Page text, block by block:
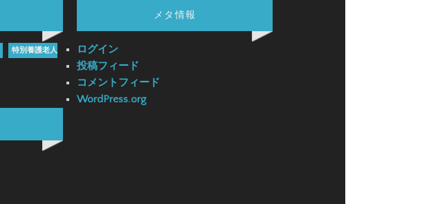
特別養護老人
メタ情報
ログイン
投稿フィード
コメントフィード
WordPress.org